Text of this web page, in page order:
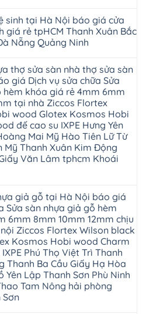
sinh tại Hà Nội báo giá cửa
giá rẻ tpHCM Thanh Xuân Bắc
Nẵng Quảng Ninh
thợ sửa sàn nhà thợ sửa sàn
giá Dịch vụ sửa chữa Sửa
hèm khóa giá rẻ 4mm 6mm
tại nhà Ziccos Flortex
wood Glotex Kosmos Hobi
đế cao su IXPE Hưng Yên
Mai Mỹ Hào Tiên Lữ Từ
Mỹ Thanh Xuân Kim Động
Văn Lâm tphcm Khoái
giả gỗ tại Hà Nội báo giá
Sửa sàn nhựa giả gỗ hèm
6mm 8mm 10mm 12mm chịu
Ziccos Flortex Wilson black
Kosmos Hobi wood Charm
Phú Thọ Việt Trì Thanh
Thanh Ba Cầu Giấy Hạ Hòa
Yên Lập Thanh Sơn Phù Ninh
Tam Nông hải phòng
Sơn